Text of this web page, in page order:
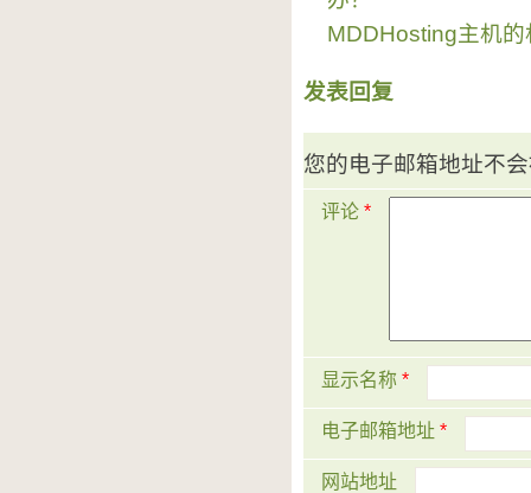
MDDHosting主机
发表回复
您的电子邮箱地址不
评论 *
显示名称 *
电子邮箱地址 *
网站地址